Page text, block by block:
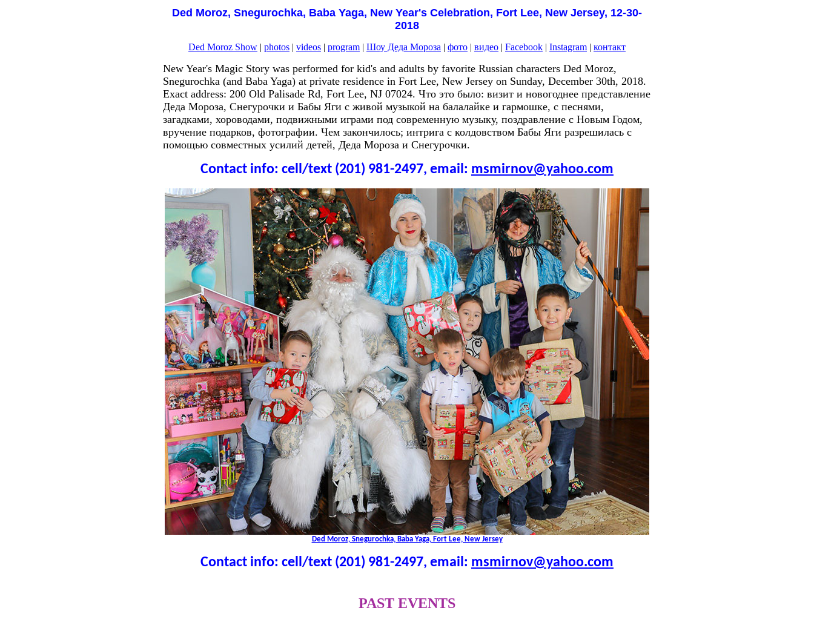
Ded Moroz, Snegurochka, Baba Yaga, New Year's Celebration, Fort Lee, New Jersey, 12-30-
2018
Ded Moroz Show | photos | videos | program | Шоу Деда Мороза | фото | видео | Facebook | Instagram | контакт
New Year's Magic Story was performed for kid's and adults by favorite Russian characters Ded Moroz,
Snegurochka (and Baba Yaga) at private residence in Fort Lee, New Jersey on Sunday, December 30th, 2018.
Exact address: 200 Old Palisade Rd, Fort Lee, NJ 07024. Что это было: визит и новогоднее представление
Деда Мороза, Снегурочки и Бабы Яги с живой музыкой на балалайке и гармошке, с песнями,
загадками, хороводами, подвижными играми под современную музыку, поздравление с Новым Годом,
вручение подарков, фотографии. Чем закончилось; интрига с колдовством Бабы Яги разрешилась с
помощью совместных усилий детей, Деда Мороза и Снегурочки.
Contact info: cell/text (201) 981-2497, email: msmirnov@yahoo.com
Ded Moroz, Snegurochka, Baba Yaga, Fort Lee, New Jersey
Contact info: cell/text (201) 981-2497, email: msmirnov@yahoo.com
PAST EVENTS